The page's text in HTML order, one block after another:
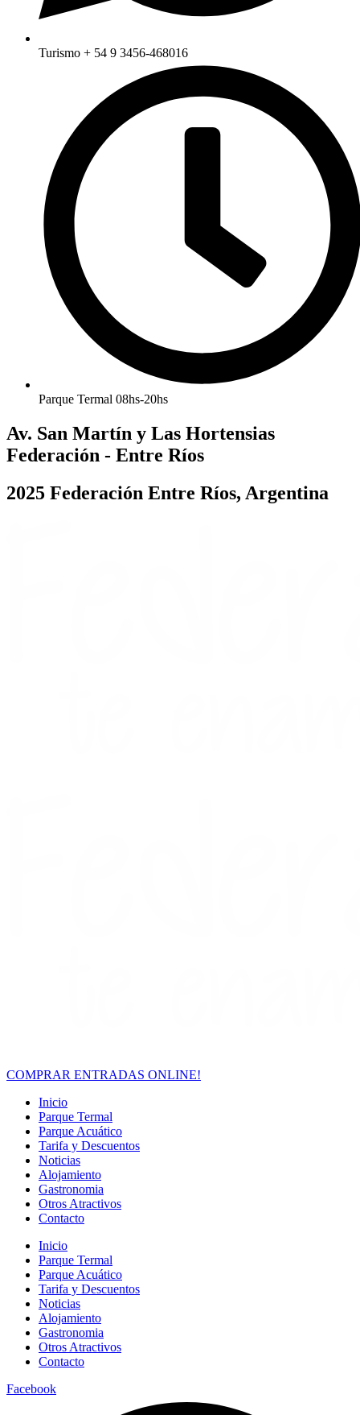
Turismo + 54 9 3456-468016
Parque Termal 08hs-20hs
Av. San Martín y Las Hortensias
Federación - Entre Ríos
2025 Federación Entre Ríos, Argentina
COMPRAR ENTRADAS ONLINE!
Inicio
Parque Termal
Parque Acuático
Tarifa y Descuentos
Noticias
Alojamiento
Gastronomia
Otros Atractivos
Contacto
Inicio
Parque Termal
Parque Acuático
Tarifa y Descuentos
Noticias
Alojamiento
Gastronomia
Otros Atractivos
Contacto
Facebook